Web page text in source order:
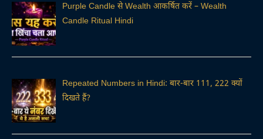
Purple Candle से Wealth आकर्षित करें – Wealth
Candle Ritual Hindi
Repeated Numbers in Hindi: बार-बार 111, 222 क्यों
दिखते हैं?